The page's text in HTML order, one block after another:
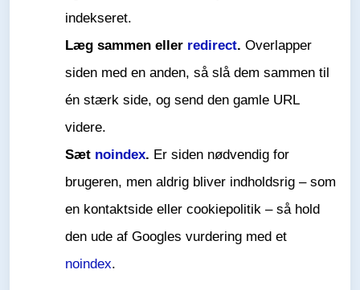
indekseret.
Læg sammen eller redirect. Overlapper
siden med en anden, så slå dem sammen til
én stærk side, og send den gamle URL
videre.
Sæt noindex. Er siden nødvendig for
brugeren, men aldrig bliver indholdsrig – som
en kontaktside eller cookiepolitik – så hold
den ude af Googles vurdering med et
noindex.